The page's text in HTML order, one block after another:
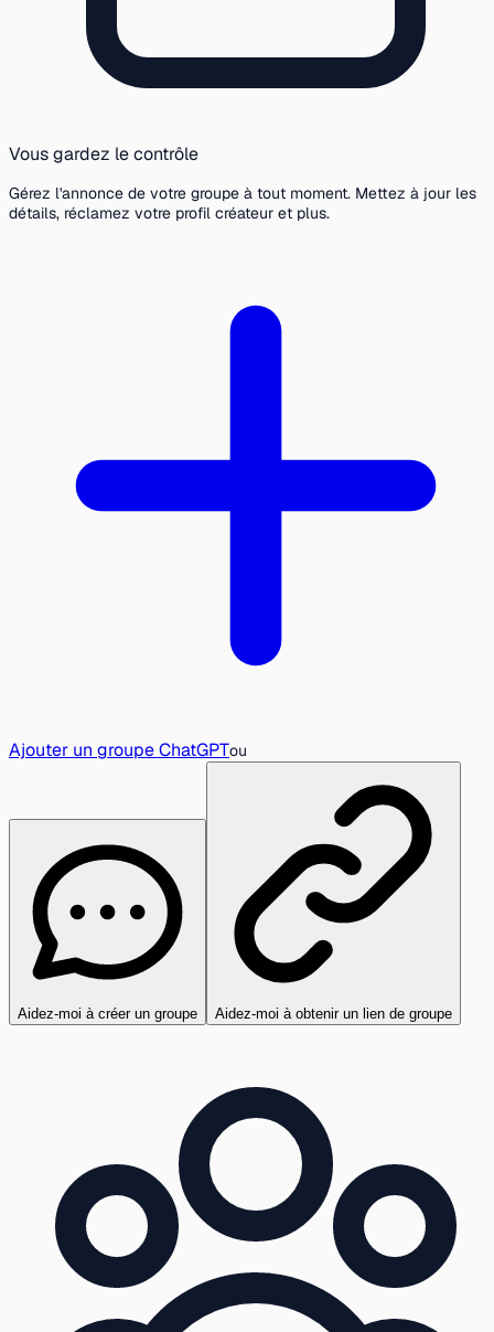
Vous gardez le contrôle
Gérez l'annonce de votre groupe à tout moment. Mettez à jour les
détails, réclamez votre profil créateur et plus.
Ajouter un groupe ChatGPTou
Aidez-moi à créer un groupe Aidez-moi à obtenir un lien de groupe